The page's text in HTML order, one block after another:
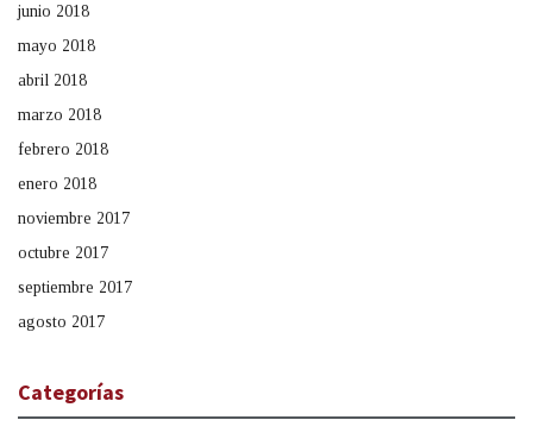
junio 2018
mayo 2018
abril 2018
marzo 2018
febrero 2018
enero 2018
noviembre 2017
octubre 2017
septiembre 2017
agosto 2017
Categorías